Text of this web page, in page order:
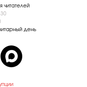
читателей
день